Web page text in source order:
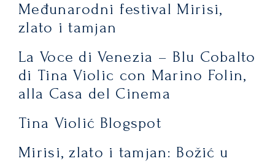
Međunarodni festival Mirisi,
zlato i tamjan
La Voce di Venezia – Blu Cobalto
di Tina Violic con Marino Folin,
alla Casa del Cinema
Tina Violić Blogspot
Mirisi, zlato i tamjan: Božić u